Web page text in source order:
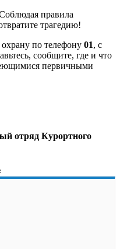
правила
трагедию!
по телефону 01, с
сообщите, где и что
первичными
отряд Курортного